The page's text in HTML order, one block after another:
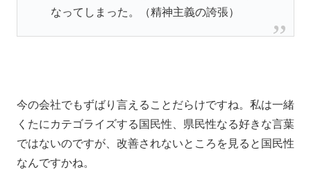
なってしまった。（精神主義の誇張）
今の会社でもずばり言えることだらけですね。私は一緒
くたにカテゴライズする国民性、県民性なる好きな言葉
ではないのですが、改善されないところを見ると国民性
なんですかね。